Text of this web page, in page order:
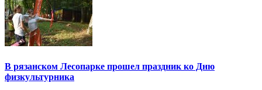
В рязанском Лесопарке прошел праздник ко Дню
физкультурника